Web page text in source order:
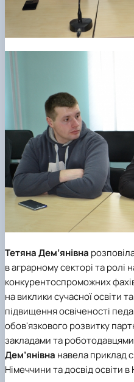
Тетяна Дем’янівна
в аграрному секторі та ролі
конкурентоспроможних
на виклики сучасної освіти
підвищення освіченості
обов'язкового розвитку
закладами та роботодавцями.
Дем’янівна навела приклад
Німеччини та досвід освіти